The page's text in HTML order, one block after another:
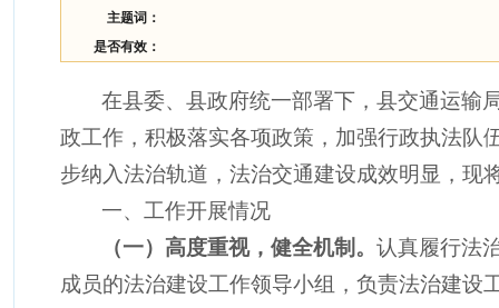
主题词：
是否有效：
在县委、县政府统一部署下，县交通运输
政工作，积极落实各项政策，加强行政执法队
步纳入法治轨道，法治交通建设成效明显，现
一、工作开展情况
（一）高度重视，健全机制。认真履行法
成员的法治建设工作领导小组，负责法治建设